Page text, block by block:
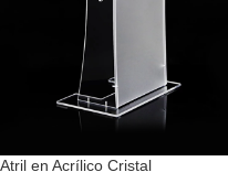
Atril en Acrílico Cristal